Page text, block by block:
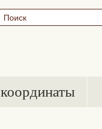
координаты